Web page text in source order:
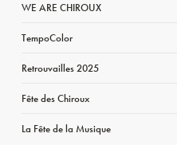
WE ARE CHIROUX
TempoColor
Retrouvailles 2025
Fête des Chiroux
La Fête de la Musique